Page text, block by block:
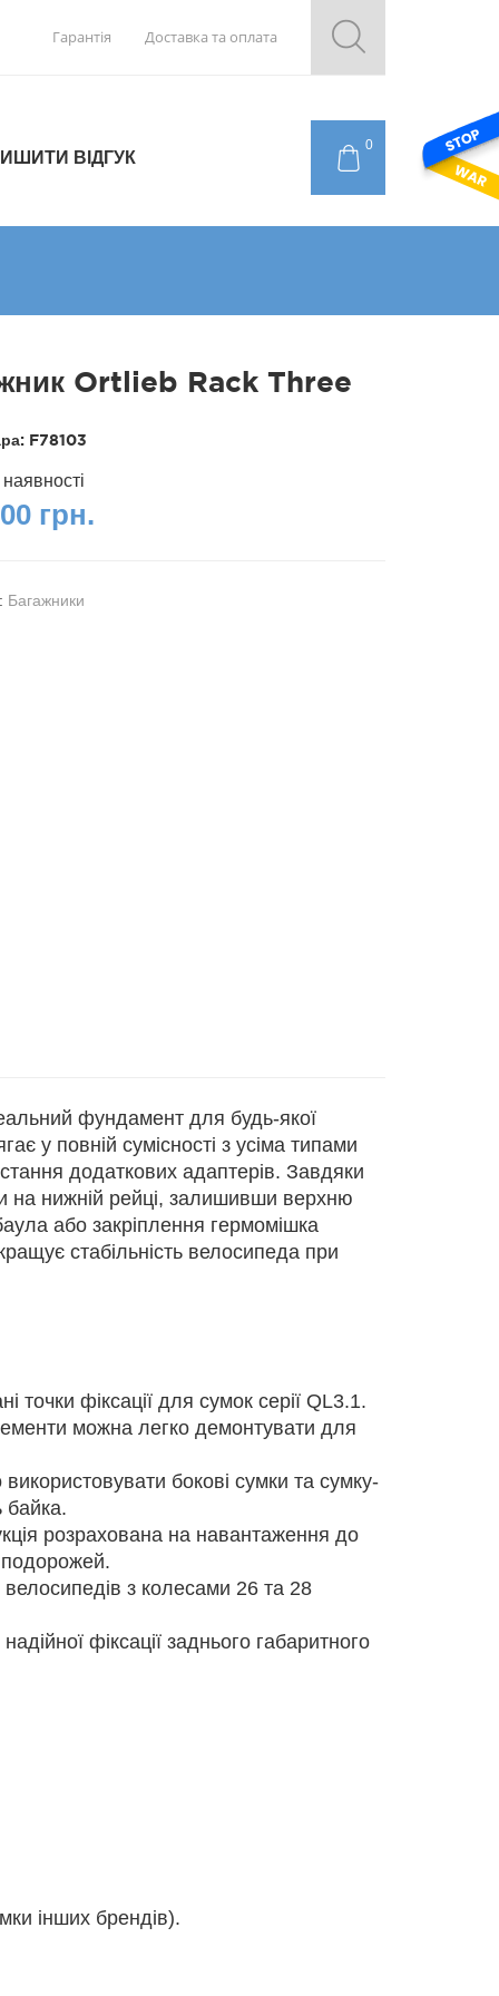
Гарантія Доставка та оплата
0
ВІДГУК
Ortlieb Rack Three
F78103
грн.
Багажники
фундамент для будь-якої
у повній сумісності з усіма типами
додаткових адаптерів. Завдяки
на нижній рейці, залишивши верхню
або закріплення гермомішка
стабільність велосипеда при
фіксації для сумок серії QL3.1.
можна легко демонтувати для
бокові сумки та сумку-
байка.
розрахована на навантаження до
велосипедів з колесами 26 та 28
фіксації заднього габаритного
інших брендів).